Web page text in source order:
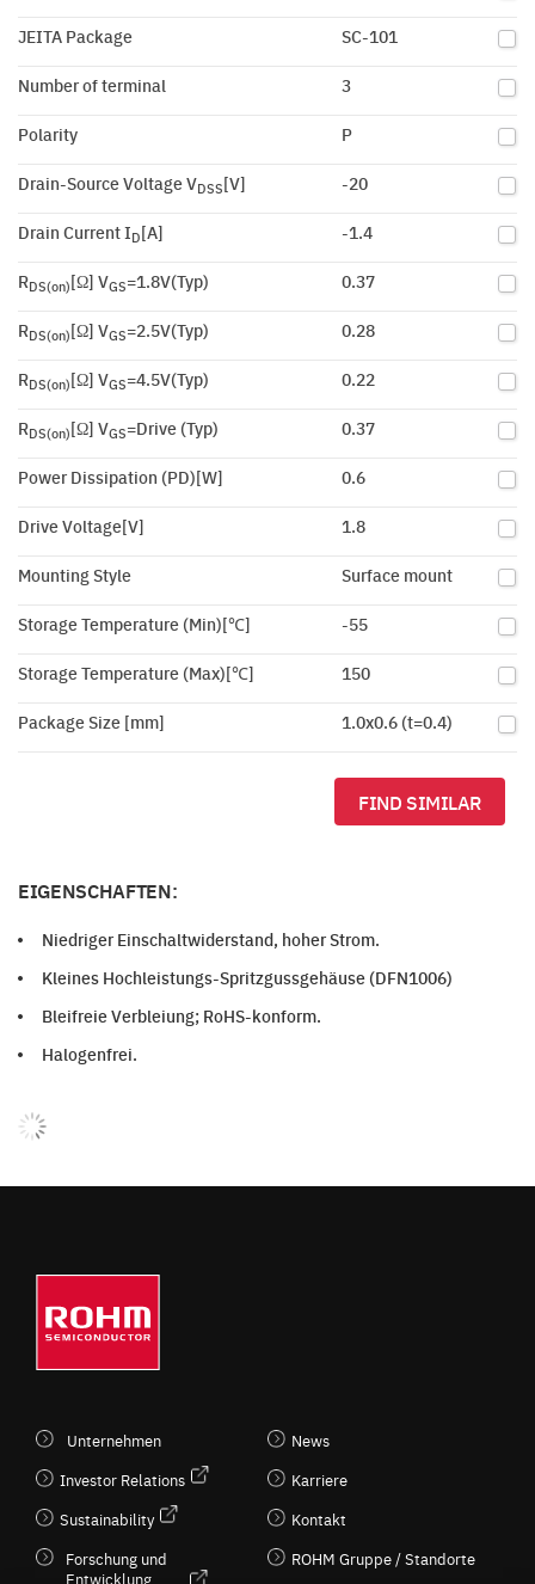
JEITA Package SC-101
Number of terminal 3
Polarity P
Drain-Source Voltage VDSS[V] -20
Drain Current ID[A] -1.4
RDS(on)[Ω] VGS=1.8V(Typ) 0.37
RDS(on)[Ω] VGS=2.5V(Typ) 0.28
RDS(on)[Ω] VGS=4.5V(Typ) 0.22
RDS(on)[Ω] VGS=Drive (Typ) 0.37
Power Dissipation (PD)[W] 0.6
Drive Voltage[V] 1.8
Mounting Style Surface mount
Storage Temperature (Min)[℃] -55
Storage Temperature (Max)[℃] 150
Package Size [mm] 1.0x0.6 (t=0.4)
FIND SIMILAR
EIGENSCHAFTEN:
Niedriger Einschaltwiderstand, hoher Strom.
Kleines Hochleistungs-Spritzgussgehäuse (DFN1006)
Bleifreie Verbleiung; RoHS-konform.
Halogenfrei.
Unternehmen
Investor Relations
Sustainability
Forschung und
Entwicklung
News
Karriere
Kontakt
ROHM Gruppe / Standorte